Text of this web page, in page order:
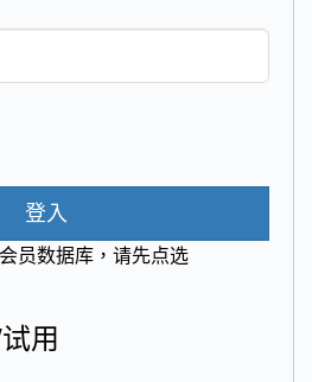
登入
员数据库，请先点选
用